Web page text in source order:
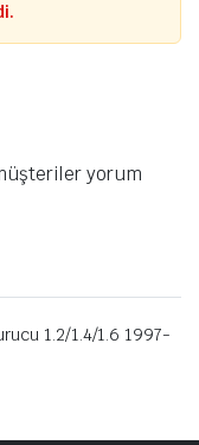
yorum
1.2/1.4/1.6 1997-